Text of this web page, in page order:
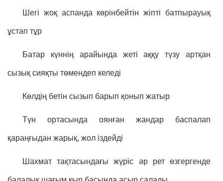
Шегі жоқ аспанда көрінбейтін жіпті батпырауық
ұстап тұр
Батар күннің арайында жеті аққу түзу артқан
сызық сияқты төмендеп келеді
Көлдің бетін сызып барып қонып жатыр
Түн ортасында оянған жандар баспалап
қараңғыдан жарық, жол іздейді
Шахмат тақтасындағы жүріс әр рет өзгергенде